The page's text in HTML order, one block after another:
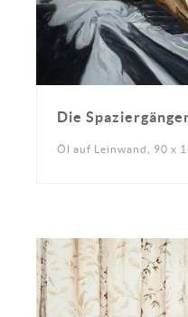
Die
Öl auf Leinwand, 90 x